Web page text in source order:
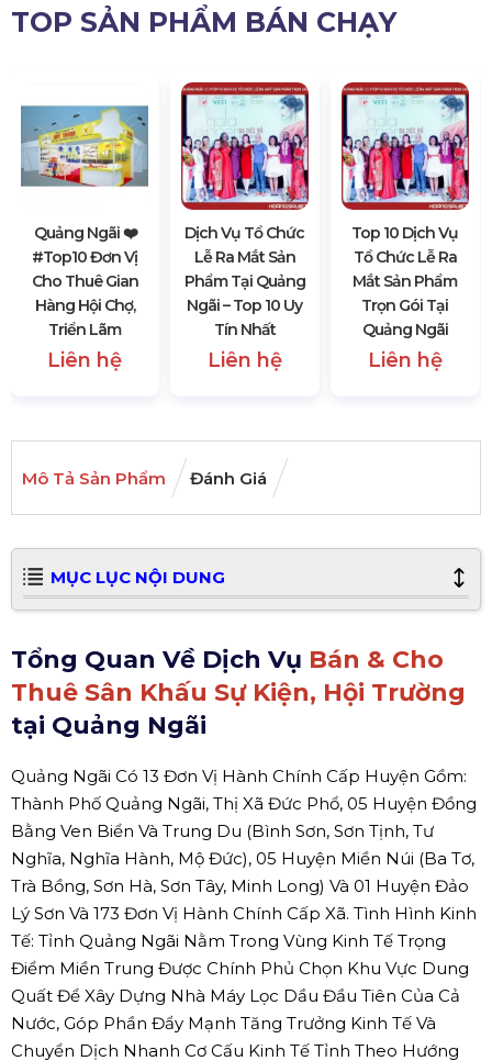
TOP SẢN PHẨM BÁN CHẠY
Quảng Ngãi ❤️️
#top10 Đơn Vị
Cho Thuê Gian
Hàng Hội Chợ,
Triển Lãm
Liên hệ
Dịch Vụ Tổ Chức
Lễ Ra Mắt Sản
Phẩm Tại Quảng
Ngãi – Top 10 Uy
Tín Nhất
Liên hệ
Top 10 Dịch Vụ
Tổ Chức Lễ Ra
Mắt Sản Phẩm
Trọn Gói Tại
Quảng Ngãi
Liên hệ
Mô Tả Sản Phẩm Đánh Giá
MỤC LỤC NỘI DUNG
Tổng Quan Về Dịch Vụ Bán & Cho
Thuê Sân Khấu Sự Kiện, Hội Trường
tại Quảng Ngãi
Quảng Ngãi Có 13 Đơn Vị Hành Chính Cấp Huyện Gồm:
Thành Phố Quảng Ngãi, Thị Xã Đức Phổ, 05 Huyện Đồng
Bằng Ven Biển Và Trung Du (Bình Sơn, Sơn Tịnh, Tư
Nghĩa, Nghĩa Hành, Mộ Đức), 05 Huyện Miền Núi (Ba Tơ,
Trà Bồng, Sơn Hà, Sơn Tây, Minh Long) Và 01 Huyện Đảo
Lý Sơn Và 173 Đơn Vị Hành Chính Cấp Xã. Tình Hình Kinh
Tế: Tỉnh Quảng Ngãi Nằm Trong Vùng Kinh Tế Trọng
Điểm Miền Trung Được Chính Phủ Chọn Khu Vực Dung
Quất Để Xây Dựng Nhà Máy Lọc Dầu Đầu Tiên Của Cả
Nước, Góp Phần Đẩy Mạnh Tăng Trưởng Kinh Tế Và
Chuyển Dịch Nhanh Cơ Cấu Kinh Tế Tỉnh Theo Hướng